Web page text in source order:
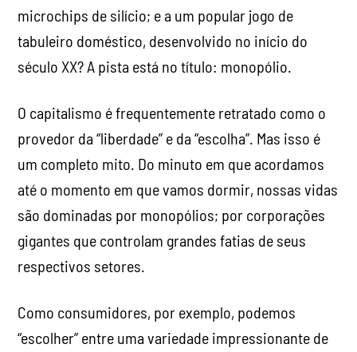
microchips de silício; e a um popular jogo de
tabuleiro doméstico, desenvolvido no início do
século XX? A pista está no título: monopólio.
O capitalismo é frequentemente retratado como o
provedor da “liberdade” e da “escolha”. Mas isso é
um completo mito. Do minuto em que acordamos
até o momento em que vamos dormir, nossas vidas
são dominadas por monopólios; por corporações
gigantes que controlam grandes fatias de seus
respectivos setores.
Como consumidores, por exemplo, podemos
“escolher” entre uma variedade impressionante de